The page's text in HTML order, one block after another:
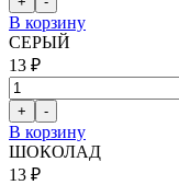
В корзину
СЕРЫЙ
13 ₽
В корзину
ШОКОЛАД
13 ₽